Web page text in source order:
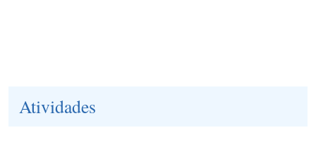
Atividades